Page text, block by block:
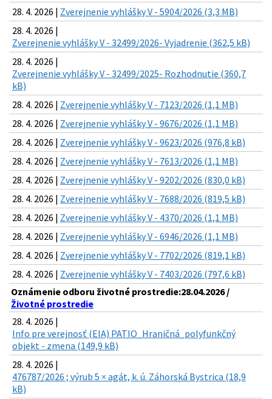
28. 4. 2026 | Zverejnenie vyhlášky V - 5904/2026 (3,3 MB)
28. 4. 2026 |
Zverejnenie vyhlášky V - 32499/2026- Vyjadrenie (362,5 kB)
28. 4. 2026 |
Zverejnenie vyhlášky V - 32499/2025- Rozhodnutie (360,7
kB)
28. 4. 2026 | Zverejnenie vyhlášky V - 7123/2026 (1,1 MB)
28. 4. 2026 | Zverejnenie vyhlášky V - 9676/2026 (1,1 MB)
28. 4. 2026 | Zverejnenie vyhlášky V - 9623/2026 (976,8 kB)
28. 4. 2026 | Zverejnenie vyhlášky V - 7613/2026 (1,1 MB)
28. 4. 2026 | Zverejnenie vyhlášky V - 9202/2026 (830,0 kB)
28. 4. 2026 | Zverejnenie vyhlášky V - 7688/2026 (819,5 kB)
28. 4. 2026 | Zverejnenie vyhlášky V - 4370/2026 (1,1 MB)
28. 4. 2026 | Zverejnenie vyhlášky V - 6946/2026 (1,1 MB)
28. 4. 2026 | Zverejnenie vyhlášky V - 7702/2026 (819,1 kB)
28. 4. 2026 | Zverejnenie vyhlášky V - 7403/2026 (797,6 kB)
Oznámenie odboru životné prostredie:28.04.2026 /
Životné prostredie
28. 4. 2026 |
Info pre verejnosť (EIA) PATIO_Hraničná_polyfunkčný
objekt - zmena (149,9 kB)
28. 4. 2026 |
476787/2026 ; výrub 5 × agát, k. ú. Záhorská Bystrica (18,9
kB)